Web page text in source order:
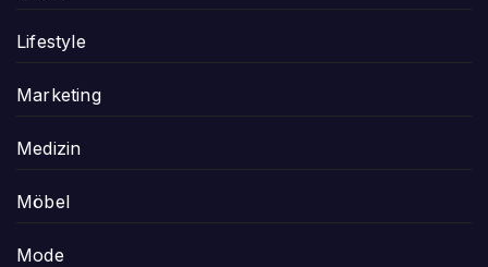
Lifestyle
Marketing
Medizin
Möbel
Mode